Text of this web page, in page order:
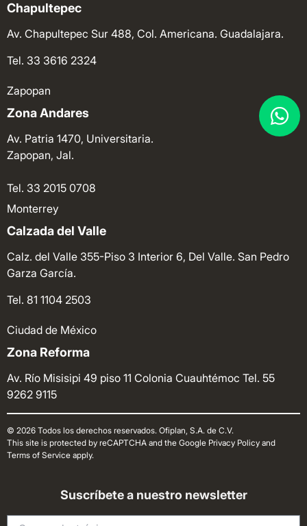
Chapultepec
Av. Chapultepec Sur 488, Col. Americana. Guadalajara.
Tel. 33 3616 2324
Zapopan
Zona Andares
Av. Patria 1470, Universitaria.
Zapopan, Jal.
Tel. 33 2015 0708
Monterrey
Calzada del Valle
Calz. del Valle 355-Piso 3 Interior 6, Del Valle. San Pedro
Garza García.
Tel. 81 1104 2503
Ciudad de México
Zona Reforma
Av. Río Misisipi 49 piso 11 Colonia Cuauhtémoc Tel. 55
9262 9115
© 2026 Todos los derechos reservados. Ofiplan, S.A. de C.V.
This site is protected by reCAPTCHA and the Google Privacy Policy and
Terms of Service apply.
Suscríbete a nuestro newsletter